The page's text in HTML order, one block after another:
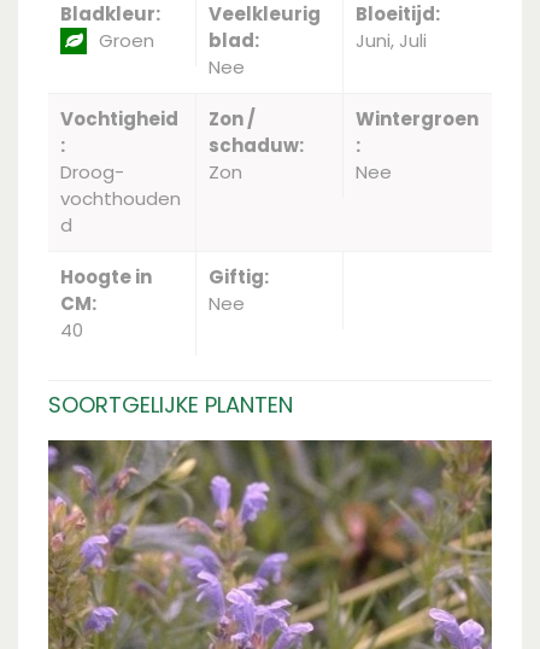
Bladkleur:
Groen
Veelkleurig
blad:
Nee
Bloeitijd:
Juni, Juli
Vochtigheid
:
Droog-
vochthouden
d
Zon /
schaduw:
Zon
Wintergroen
:
Nee
Hoogte in
CM:
40
Giftig:
Nee
SOORTGELIJKE PLANTEN